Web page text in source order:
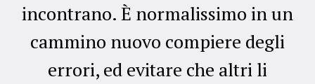
incontrano. È normalissimo in un
cammino nuovo compiere degli
errori, ed evitare che altri li